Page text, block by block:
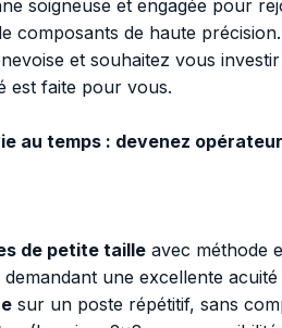
soigneuse et engagée pour
composants de haute précision.
et souhaitez vous
est faite pour vous.
au temps : devenez
de petite taille avec méthode
demandant une excellente
sur un poste répétitif, sans